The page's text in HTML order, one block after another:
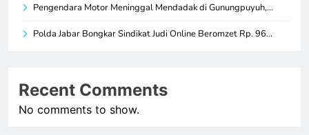
Pengendara Motor Meninggal Mendadak di Gunungpuyuh,…
Polda Jabar Bongkar Sindikat Judi Online Beromzet Rp. 96…
Recent Comments
No comments to show.